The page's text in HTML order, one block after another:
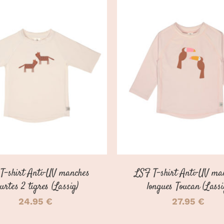
DES OPTIONS
PRODUIT
VARIATIONS.
LES
CHOISIES
LA
PAGE
DU
DÉTAILS
shirt Anti-UV manches
2 tigres (Lassig)
24.95€
CHOIX DES OPTIONS
DÉTAILS
LSF T-shirt Anti-UV
longues Toucan
27.95 €